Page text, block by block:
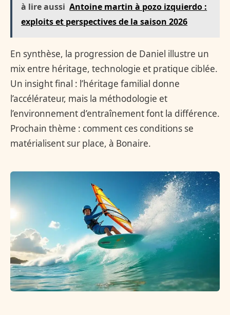
à lire aussi Antoine martin à pozo izquierdo :
exploits et perspectives de la saison 2026
En synthèse, la progression de Daniel illustre un
mix entre héritage, technologie et pratique ciblée.
Un insight final : l’héritage familial donne
l’accélérateur, mais la méthodologie et
l’environnement d’entraînement font la différence.
Prochain thème : comment ces conditions se
matérialisent sur place, à Bonaire.